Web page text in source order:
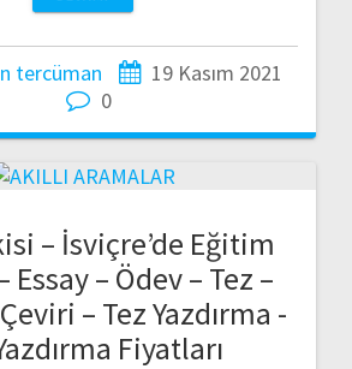
tercüman
19 Kasım 2021
0
– İsviçre’de Eğitim
Essay – Ödev – Tez –
– Tez Yazdırma -
Fiyatları